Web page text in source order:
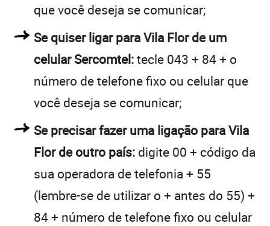
que você deseja se comunicar;
Se quiser ligar para Vila Flor de um
celular Sercomtel:tecle 043 + 84 + o
número de telefone fixo ou celular que
você deseja se comunicar;
Se precisar fazer uma ligação para Vila
Flor de outro país: digite 00 + código da
sua operadora de telefonia + 55
(lembre-se de utilizar o + antes do 55) +
84 + número de telefone fixo ou celular